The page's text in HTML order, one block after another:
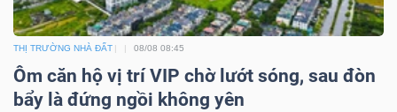
THỊ TRƯỜNG NHÀ ĐẤT 08/08 08:45
Ôm căn hộ vị trí VIP chờ lướt sóng, sau đòn
bẩy là đứng ngồi không yên
CHÍNH